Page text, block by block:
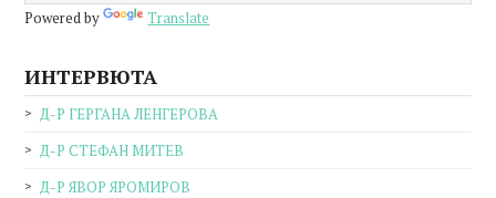
Powered by Translate
ИНТЕРВЮТА
Д-Р ГЕРГАНА ЛЕНГЕРОВА
Д-Р СТЕФАН МИТЕВ
Д-Р ЯВОР ЯРОМИРОВ